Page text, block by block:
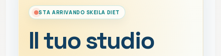
STA ARRIVANDO SKEILA DIET
Il tuo studio